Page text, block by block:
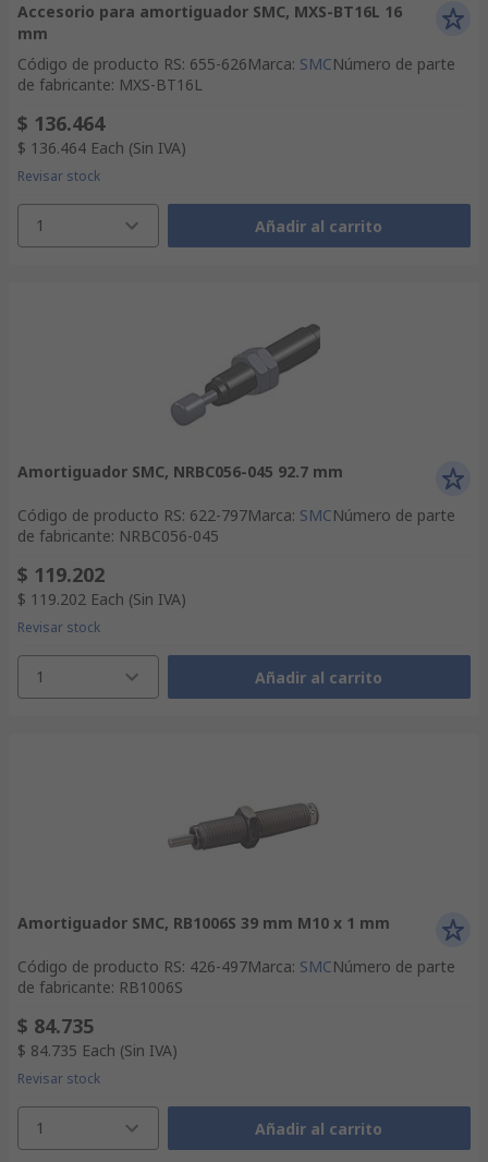
Accesorio para amortiguador SMC, MXS-BT16L 16
mm
Código de producto RS: 655-626Marca: SMCNúmero de parte
de fabricante: MXS-BT16L
$ 136.464
$ 136.464 Each (Sin IVA)
Revisar stock
1 Añadir al carrito
Amortiguador SMC, NRBC056-045 92.7 mm
Código de producto RS: 622-797Marca: SMCNúmero de parte
de fabricante: NRBC056-045
$ 119.202
$ 119.202 Each (Sin IVA)
Revisar stock
1 Añadir al carrito
Amortiguador SMC, RB1006S 39 mm M10 x 1 mm
Código de producto RS: 426-497Marca: SMCNúmero de parte
de fabricante: RB1006S
$ 84.735
$ 84.735 Each (Sin IVA)
Revisar stock
1 Añadir al carrito